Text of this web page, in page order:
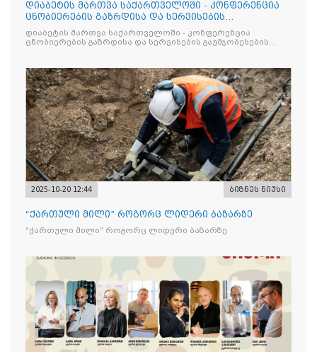
დიაბეტის მართვა საქართველოში - კონფერენცია
ცნობიერების გაზრდისა და სერვისების
გაუმჯობესების მიზნით
დიაბეტის მართვა საქართველოში - კონფერენცია
ცნობიერების გაზრდისა და სერვისების გაუმჯობესების
2025-10-20 12:44 ბიზნეს ნიუსი
“ქართული მილი” როგორც ლიდერი ბაზარზე
“ქართული მილი” როგორც ლიდერი ბაზარზე